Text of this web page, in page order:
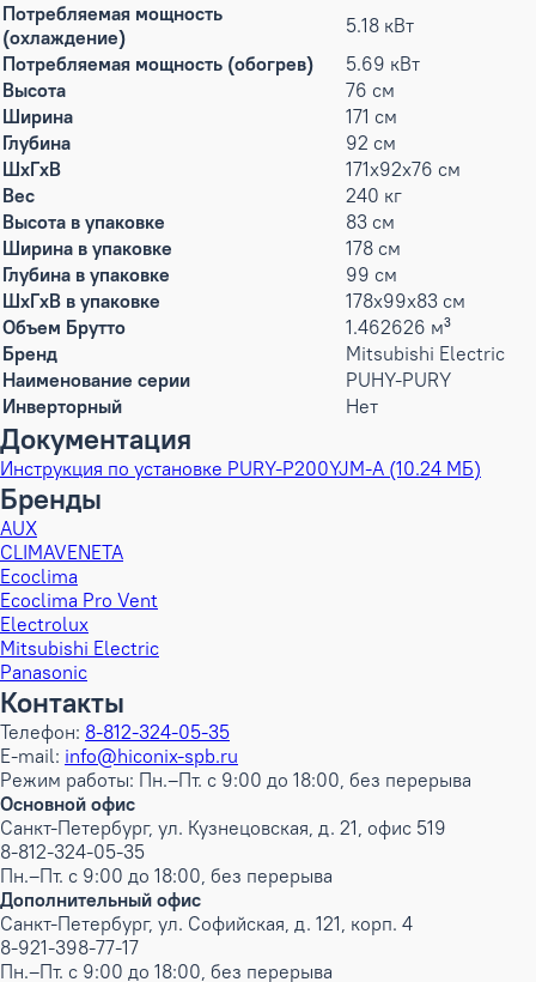
Потребляемая мощность
(охлаждение)
5.18 кВт
Потребляемая мощность (обогрев)
5.69 кВт
Высота
76 см
Ширина
171 см
Глубина
92 см
ШxГxВ
171x92x76 см
Вес
240 кг
Высота в упаковке
83 см
Ширина в упаковке
178 см
Глубина в упаковке
99 см
ШxГxВ в упаковке
178x99x83 см
Объем Брутто
1.462626 м³
Бренд
Mitsubishi Electric
Наименование серии
PUHY-PURY
Инверторный
Нет
Документация
Инструкция по установке PURY-P200YJM-A (10.24 МБ)
Бренды
AUX
CLIMAVENETA
Ecoclima
Ecoclima Pro Vent
Electrolux
Mitsubishi Electric
Panasonic
Контакты
Телефон: 8-812-324-05-35
E-mail: info@hiconix-spb.ru
Режим работы: Пн.–Пт. с 9:00 до 18:00, без перерыва
Основной офис
Санкт-Петербург, ул. Кузнецовская, д. 21, офис 519
8-812-324-05-35
Пн.–Пт. с 9:00 до 18:00, без перерыва
Дополнительный офис
Санкт-Петербург, ул. Софийская, д. 121, корп. 4
8-921-398-77-17
Пн.–Пт. с 9:00 до 18:00, без перерыва